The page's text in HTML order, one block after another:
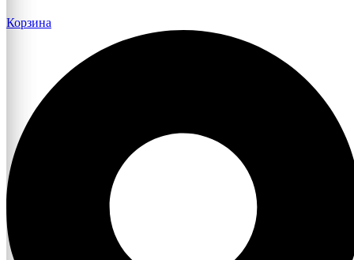
Корзина